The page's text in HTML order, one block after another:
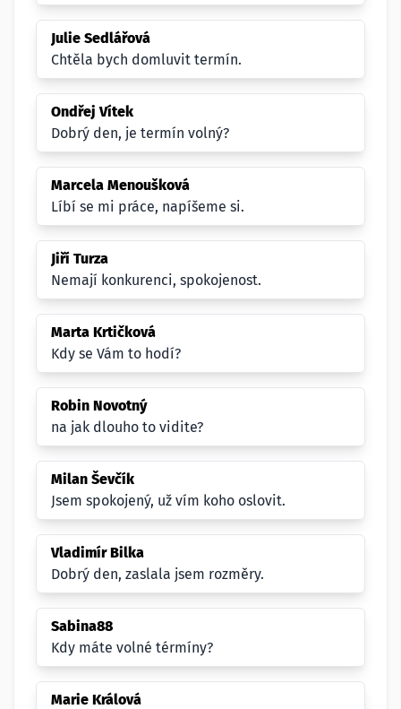
Julie Sedlářová
Chtěla bych domluvit termín.
Ondřej Vítek
Dobrý den, je termín volný?
Marcela Menoušková
Líbí se mi práce, napíšeme si.
Jiří Turza
Nemají konkurenci, spokojenost.
Marta Krtičková
Kdy se Vám to hodí?
Robin Novotný
na jak dlouho to vidite?
Milan Ševčík
Jsem spokojený, už vím koho oslovit.
Vladimír Bilka
Dobrý den, zaslala jsem rozměry.
Sabina88
Kdy máte volné térmíny?
Marie Králová